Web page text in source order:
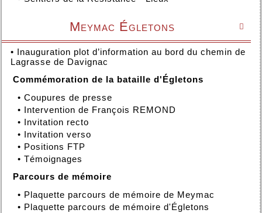

Meymac Égletons
• Inauguration plot d’information au bord du chemin de
Lagrasse de Davignac
Commémoration de la bataille d'Égletons
• Coupures de presse
• Intervention de François REMOND
• Invitation recto
• Invitation verso
• Positions FTP
• Témoignages
Parcours de mémoire
• Plaquette parcours de mémoire de Meymac
• Plaquette parcours de mémoire d'Égletons